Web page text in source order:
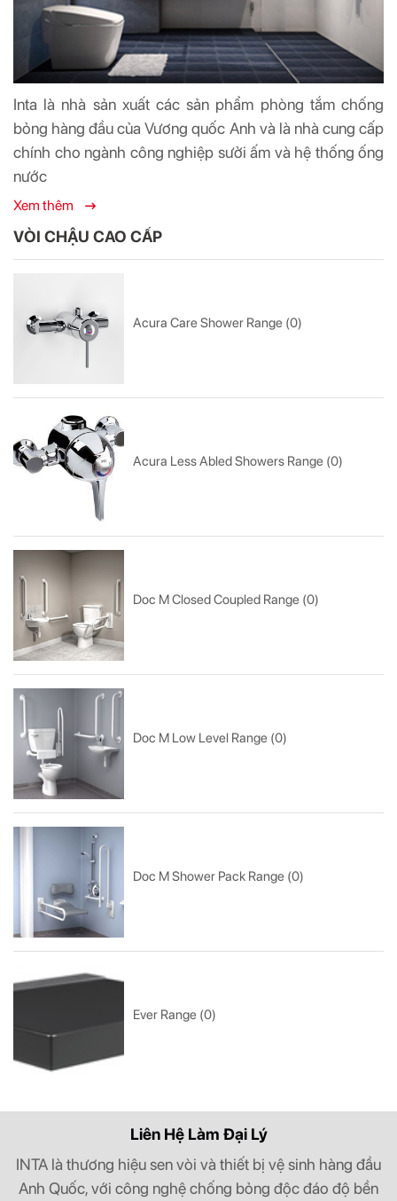
Inta là nhà sản xuất các sản phẩm phòng tắm chống
bỏng hàng đầu của Vương quốc Anh và là nhà cung cấp
chính cho ngành công nghiệp sưởi ấm và hệ thống ống
nước
Xem thêm
VÒI CHẬU CAO CẤP
Acura Care Shower Range (0)
Acura Less Abled Showers Range (0)
Doc M Closed Coupled Range (0)
Doc M Low Level Range (0)
Doc M Shower Pack Range (0)
Ever Range (0)
Liên Hệ Làm Đại Lý
INTA là thương hiệu sen vòi và thiết bị vệ sinh hàng đầu
Anh Quốc, với công nghệ chống bỏng độc đáo độ bền